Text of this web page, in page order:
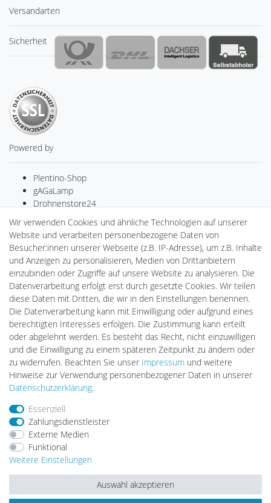
Versandarten
Sicherheit
Powered by
Plentino-Shop
gAGaLamp
Drohnenstore24
Batteriespeicher
PlentiSolar
Gebrauchtlicht
Ledkauf
DEYESOLAR
Lightech Connect
CardanLight Europe
FORTIMO LEDs
LED-RETROSHOP
Wallbox24
Impressum
Barrierefreiheitserklärung
Vertrag widerrufen
Wir verwenden Cookies und ähnliche Technologien auf unserer
Website und verarbeiten personenbezogene Daten von
Besucher:innen unserer Webseite (z.B. IP-Adresse), um z.B. Inhalte
und Anzeigen zu personalisieren, Medien von Drittanbietern
einzubinden oder Zugriffe auf unsere Website zu analysieren. Die
Datenverarbeitung erfolgt erst durch gesetzte Cookies. Wir teilen
diese Daten mit Dritten, die wir in den Einstellungen benennen.
Die Datenverarbeitung kann mit Einwilligung oder aufgrund eines
berechtigten Interesses erfolgen. Die Zustimmung kann erteilt
oder abgelehnt werden. Es besteht das Recht, nicht einzuwilligen
und die Einwilligung zu einem späteren Zeitpunkt zu ändern oder
zu widerrufen. Beachten Sie unser Impressum und weitere
Hinweise zur Verwendung personenbezogener Daten in unserer
Daten­schutz­erklärung.
Essenziell
Zahlungsdienstleister
Externe Medien
Funktional
Weitere Einstellungen
Auswahl akzeptieren